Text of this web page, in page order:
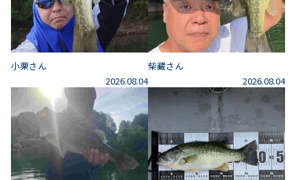
小栗さん
2026.08.04
柴藏さん
2026.08.04